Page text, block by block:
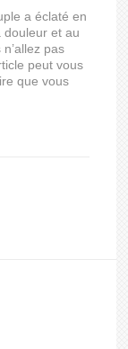
a éclaté en
et au
pas
peut vous
que vous